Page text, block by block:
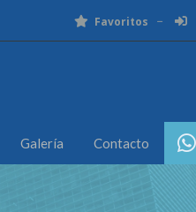
Favoritos
Galería Contacto